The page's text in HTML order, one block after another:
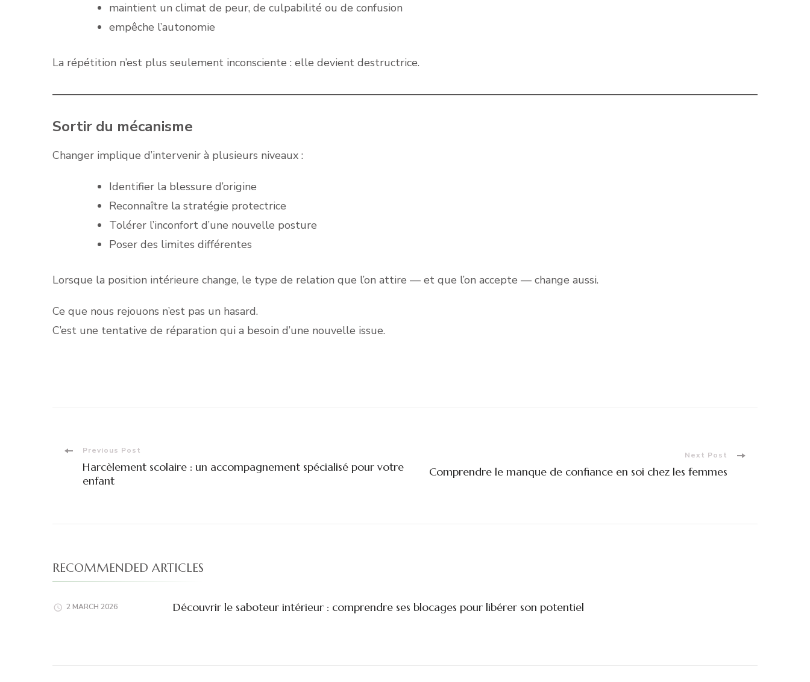
maintient un climat de peur, de culpabilité ou de confusion
empêche l’autonomie
La répétition n’est plus seulement inconsciente : elle devient destructrice.
Sortir du mécanisme
Changer implique d’intervenir à plusieurs niveaux :
Identifier la blessure d’origine
Reconnaître la stratégie protectrice
Tolérer l’inconfort d’une nouvelle posture
Poser des limites différentes
Lorsque la position intérieure change, le type de relation que l’on attire — et que l’on accepte — change aussi.
Ce que nous rejouons n’est pas un hasard.
C’est une tentative de réparation qui a besoin d’une nouvelle issue.
Post
Navigation
Previous Post
Harcèlement scolaire : un accompagnement spécialisé pour votre
enfant
Next Post
Comprendre le manque de confiance en soi chez les femmes
RECOMMENDED ARTICLES
2 MARCH 2026 Découvrir le saboteur intérieur : comprendre ses blocages pour libérer son potentiel